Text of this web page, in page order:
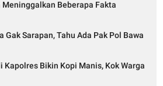
Beberapa Fakta
Gak Sarapan, Tahu Ada Pak Pol Bawa
Kapolres Bikin Kopi Manis, Kok Warga